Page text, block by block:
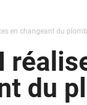
en changeant du
du